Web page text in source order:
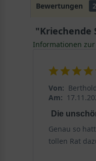
Bewertungen 2
"Kriechende
Informationen
Von:
Am:
Die
Genau so
tollen Rat